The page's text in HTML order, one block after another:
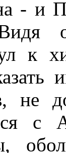
- и
к
не
с